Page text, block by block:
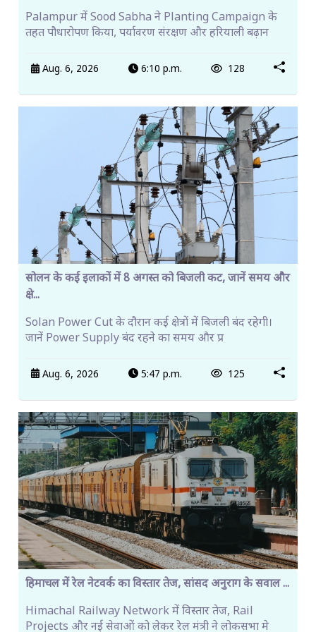
Palampur में Sood Sabha ने Planting Campaign के
तहत पौधारोपण किया, पर्यावरण संरक्षण और हरियाली बढ़ान
Aug. 6, 2026 6:10 p.m. 128
सोलन के कई इलाकों में 8 अगस्त को बिजली कट, जानें समय और
क्षे...
Solan Power Cut के दौरान कई क्षेत्रों में बिजली बंद रहेगी।
जानें Power Supply बंद रहने का समय और प्र
Aug. 6, 2026 5:47 p.m. 125
हिमाचल में रेल नेटवर्क का विस्तार तेज, सांसद अनुराग के सवाल ...
Himachal Railway Network में विस्तार तेज, Rail
Projects और नई सेवाओं को लेकर रेल मंत्री ने लोकसभा मे